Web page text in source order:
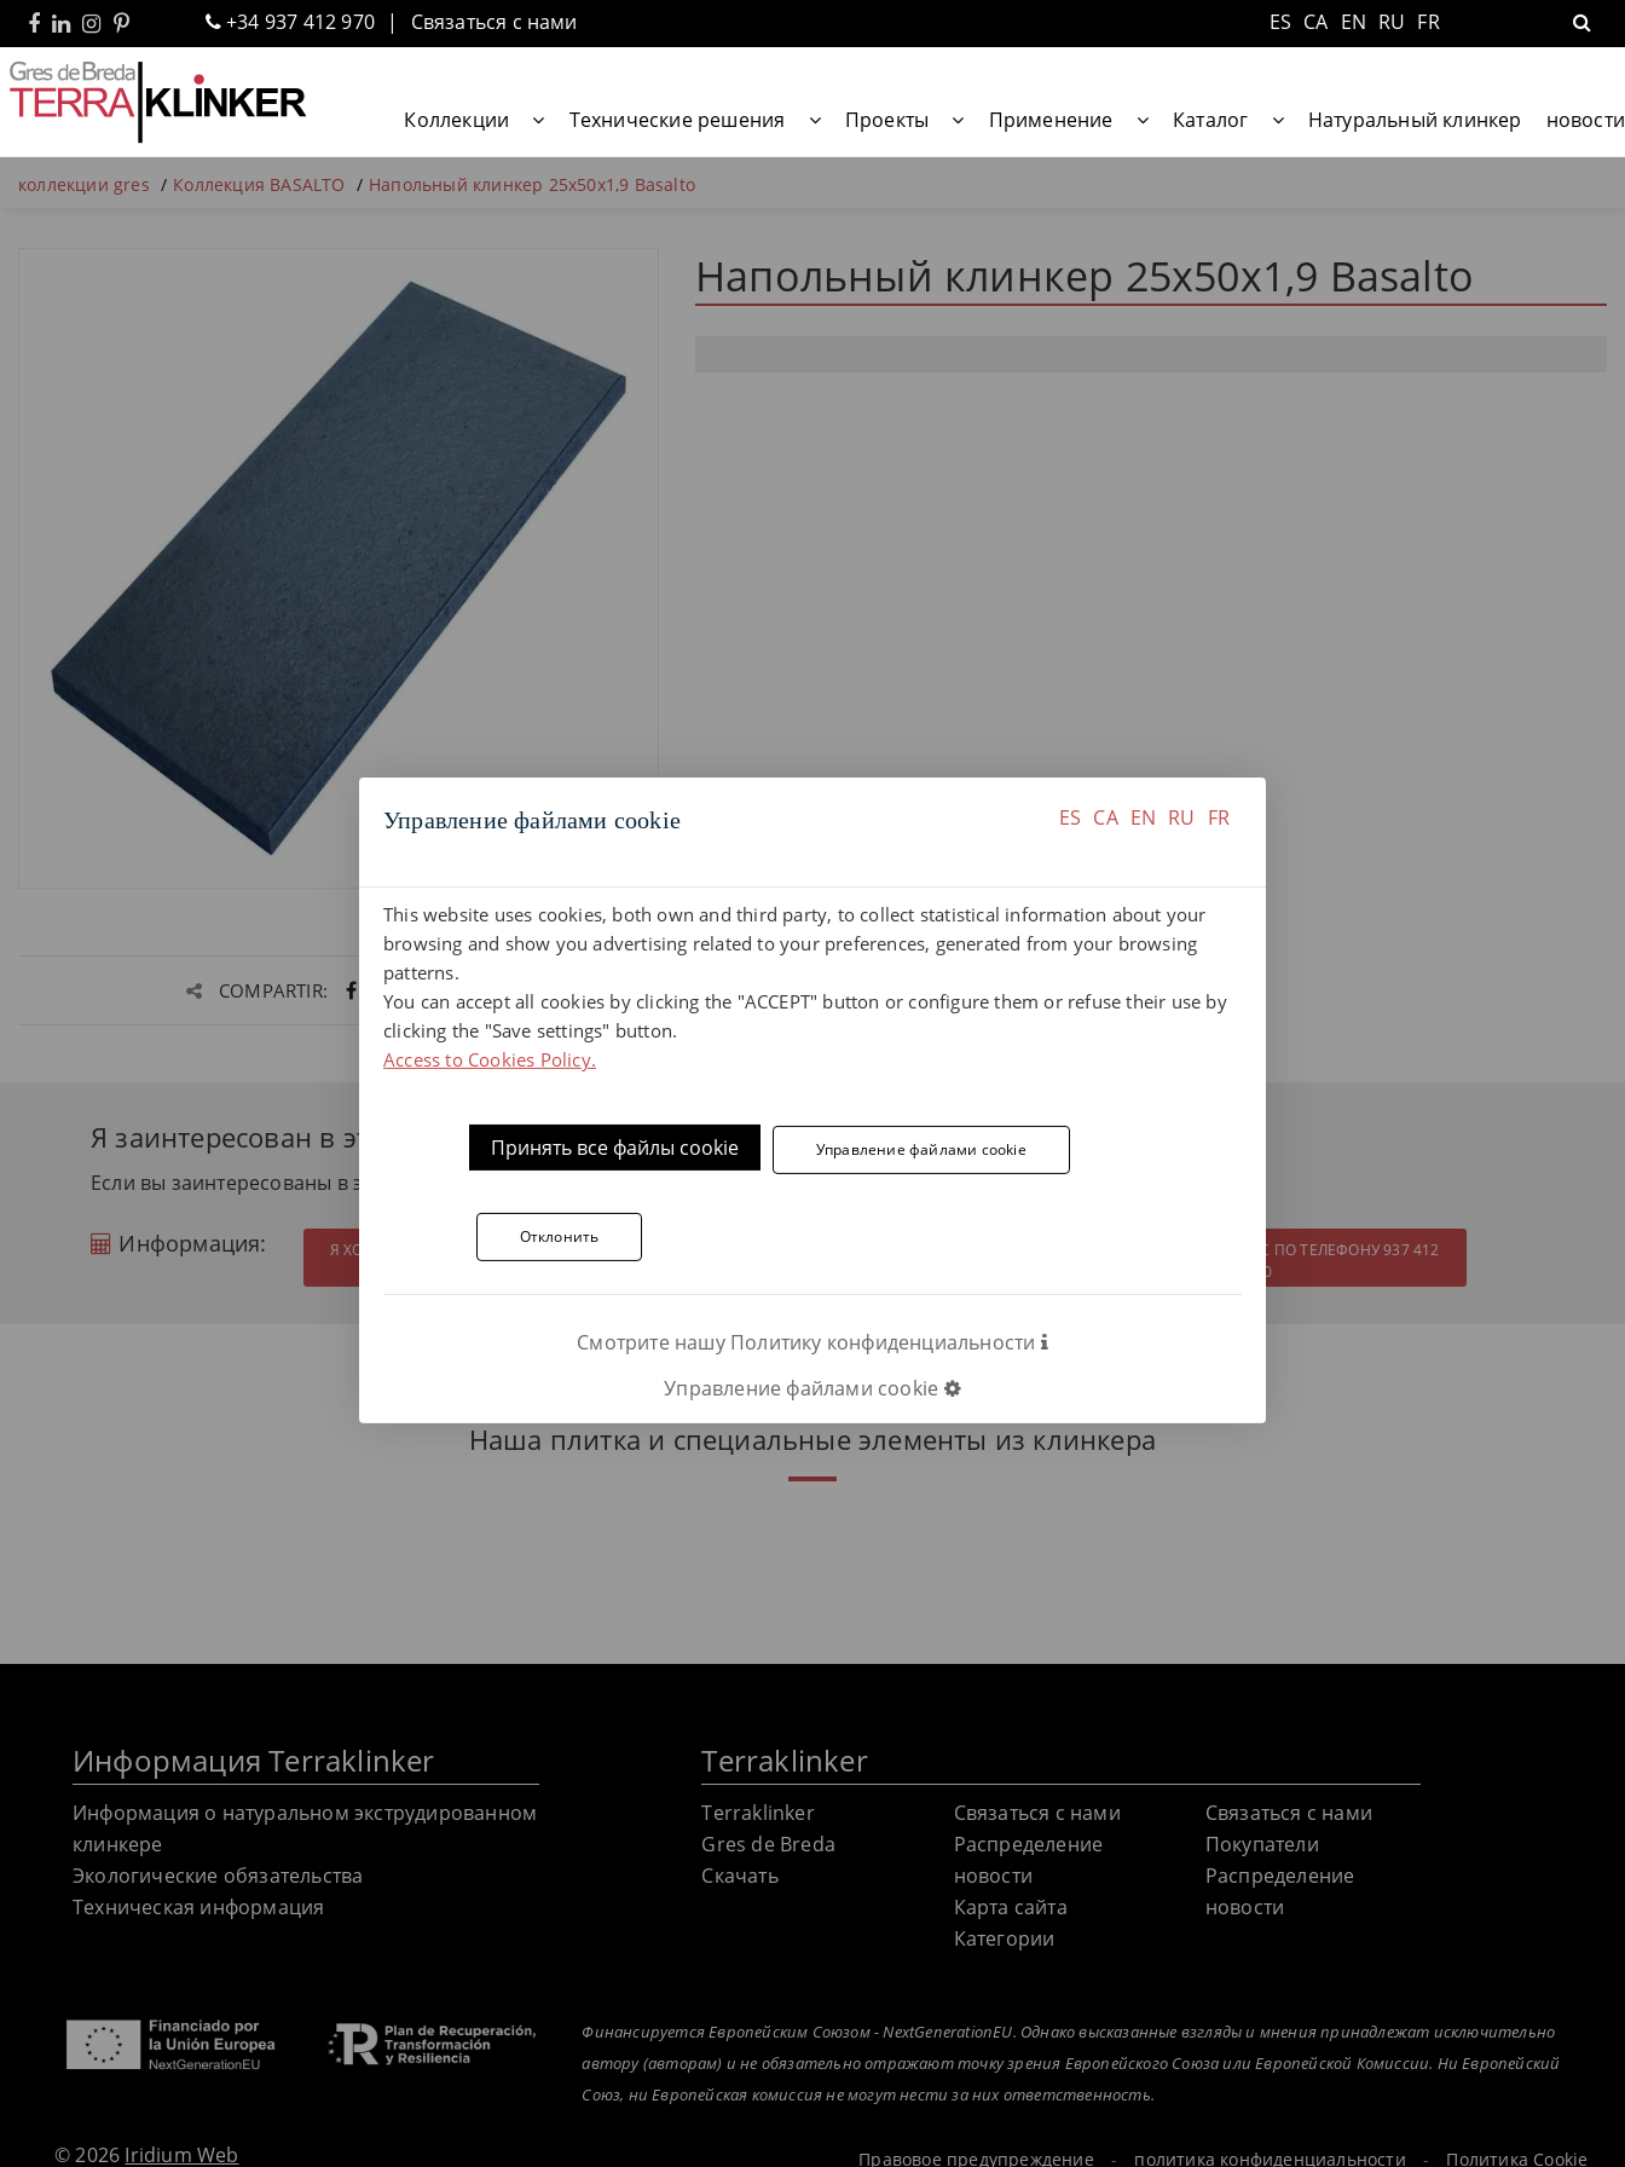
+34 937 412 970 Связаться с нами ES CA EN RU FR
Коллекции Технические решения Проекты Применение Каталог Натуральный клинкер новости
коллекции gres Коллекция BASALTO Напольный клинкер 25x50x1,9 Basalto
COMPARTIR:
Напольный клинкер 25x50x1,9 Basalto
Я заинтересован в этом продукте
Если вы заинтересованы в этом продукте и хотите получить дополнительную информацию, свяжитесь с нами.
Информация: Я ХОТЕЛ БЫ ПОЛУЧИТЬ ДОПОЛНИТЕЛЬНУЮ ИНФОРМАЦИЮ
ЗВОНИТЕ ПРЯМО СЕЙЧАС ПО ТЕЛЕФОНУ 937 412
970
Наша плитка и специальные элементы из клинкера
Управление файлами cookie ES CA EN RU FR
This website uses cookies, both own and third party, to collect statistical information about your
browsing and show you advertising related to your preferences, generated from your browsing
patterns.
You can accept all cookies by clicking the "ACCEPT" button or configure them or refuse their use by
clicking the "Save settings" button.
Access to Cookies Policy.
Принять все файлы cookie Управление файлами cookie
Отклонить
Смотрите нашу Политику конфиденциальности
Управление файлами cookie
Информация Terraklinker
Информация о натуральном экструдированном
клинкере
Экологические обязательства
Техническая информация
Terraklinker
Terraklinker
Gres de Breda
Скачать
Связаться с нами
Распределение
новости
Карта сайта
Категории
Связаться с нами
Покупатели
Распределение
новости
Финансируется Европейским Союзом - NextGenerationEU. Однако высказанные взгляды и мнения принадлежат исключительно
автору (авторам) и не обязательно отражают точку зрения Европейского Союза или Европейской Комиссии. Ни Европейский
Союз, ни Европейская комиссия не могут нести за них ответственность.
© 2026 Iridium Web Правовое предупреждение - политика конфиденциальности - Политика Cookie